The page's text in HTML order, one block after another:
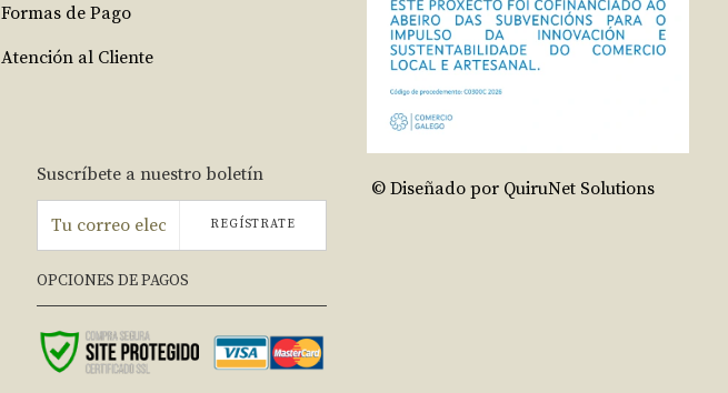
Formas de Pago
Atención al Cliente
Suscríbete a nuestro boletín
REGÍSTRATE
OPCIONES DE PAGOS
© Diseñado por QuiruNet Solutions